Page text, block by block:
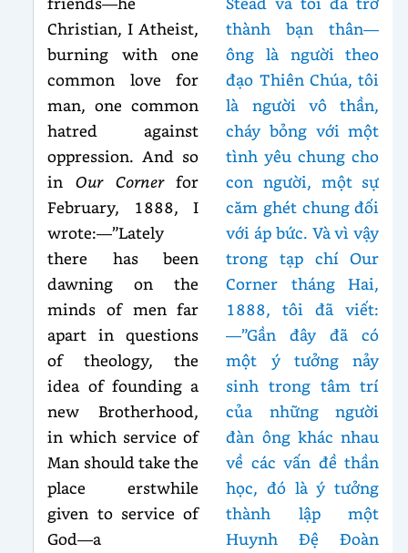
Christian, I Atheist,
burning with one
common love for
man, one common
hatred against
oppression. And so
in Our Cornerfor
February, 1888, I
wrote:—”Lately
there has been
dawning on the
minds of men far
apart in questions
of theology, the
idea of founding a
new Brotherhood,
in which service of
Man should take the
place erstwhile
given to service of
God—a
thành bạn thân—
ông là người theo
đạo Thiên Chúa, tôi
là người vô thần,
cháy bỏng với một
tình yêu chung cho
con người, một sự
căm ghét chung đối
với áp bức. Và vì vậy
trong tạp chí Our
Corner tháng Hai,
1888, tôi đã viết:
—”Gần đây đã có
một ý tưởng nảy
sinh trong tâm trí
của những người
đàn ông khác nhau
về các vấn đề thần
học, đó là ý tưởng
thành lập một
Huynh Đệ Đoàn